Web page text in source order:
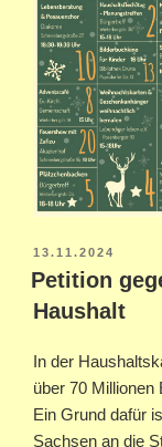
AM
13.11.2024
Petition
Haushalt
In der
über 70 Millionen
Ein Grund dafür
Sachsen an die